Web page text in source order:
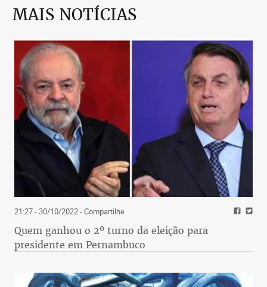
MAIS NOTÍCIAS
21:27 - 30/10/2022- Compartilhe
Quem ganhou o 2º turno da eleição para
presidente em Pernambuco